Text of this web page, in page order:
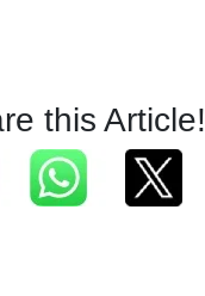
this Article!